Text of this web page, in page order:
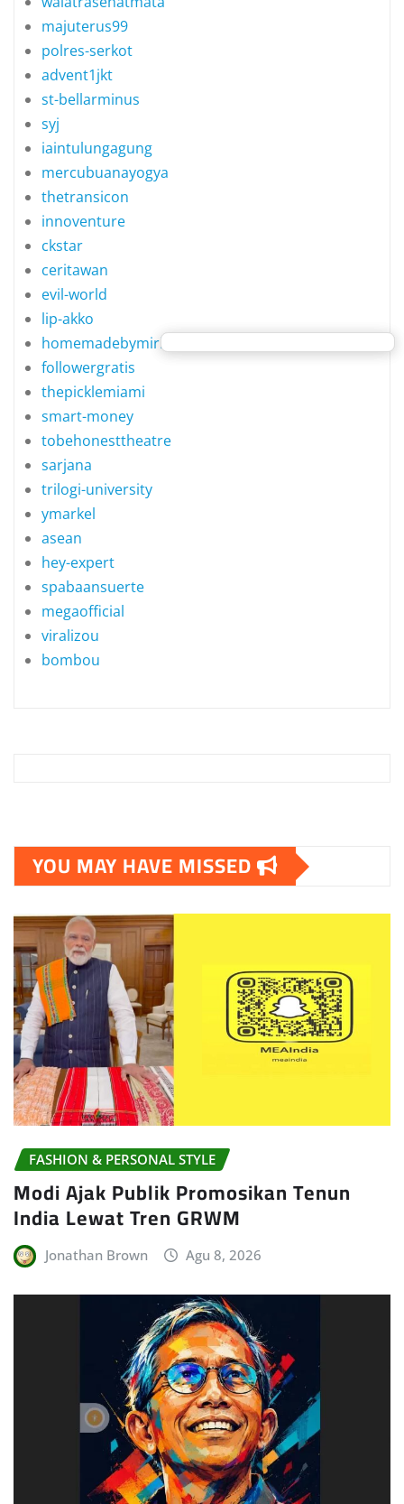
majuterus99
polres-serkot
advent1jkt
st-bellarminus
syj
iaintulungagung
mercubuanayogya
thetransicon
innoventure
ckstar
ceritawan
evil-world
lip-akko
homemadebymiriam
followergratis
thepicklemiami
smart-money
tobehonesttheatre
sarjana
trilogi-university
ymarkel
asean
hey-expert
spabaansuerte
megaofficial
viralizou
bombou
YOU MAY HAVE MISSED
FASHION & PERSONAL STYLE
Modi Ajak Publik Promosikan Tenun
India Lewat Tren GRWM
Jonathan Brown Agu 8, 2026